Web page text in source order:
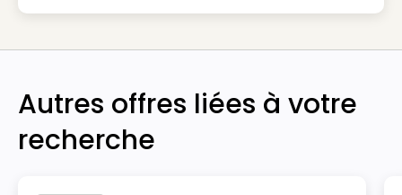
Autres offres liées à votre
recherche